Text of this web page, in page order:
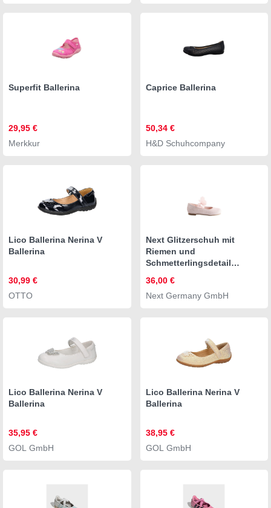
Superfit Ballerina
29,95 €
Merkkur
Caprice Ballerina
50,34 €
H&D Schuhcompany
Lico Ballerina Nerina V
Ballerina
30,99 €
OTTO
Next Glitzerschuh mit
Riemen und
Schmetterlingsdetail
36,00 €
Next Germany GmbH
Lico Ballerina Nerina V
Ballerina
35,95 €
GOL GmbH
Lico Ballerina Nerina V
Ballerina
38,95 €
GOL GmbH